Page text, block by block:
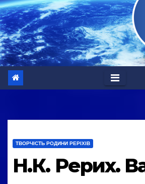
ТВОРЧІСТЬ РОДИНИ РЕРІХІВ
Н.К. Рерих.